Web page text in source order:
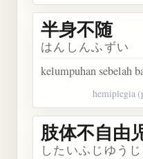
半身不随
はんしんふずい
kelumpuhan sebelah
hemiplegia
肢体不自由
したいふじゆうじ